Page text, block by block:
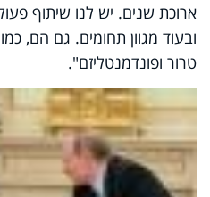
ארוכת שנים. יש לנו שיתוף
ובעוד מגוון תחומים. גם הם,
טרור ופונדמנטליזם".